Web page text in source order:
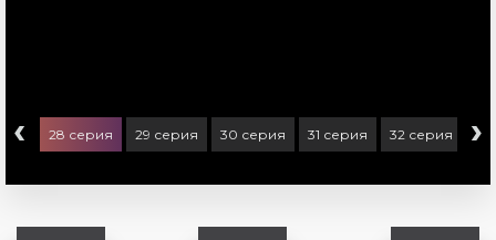
‹ 28 серия 29 серия 30 серия 31 серия 32 серия 33
›